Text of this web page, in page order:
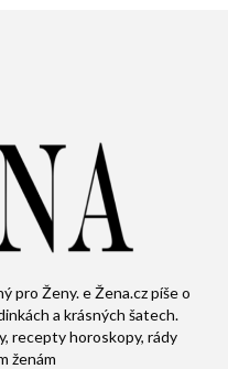
pro Ženy. e Žena.cz píše o
a krásných šatech.
recepty horoskopy, rády
ženám